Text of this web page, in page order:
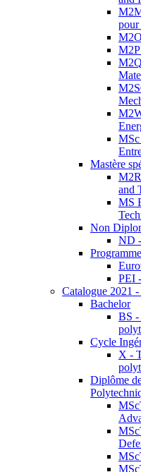
pour
Mastère
and
MS
Non
ND
PEI
Catalogue 2021 -
Bachelor
BS -
Cycle
X -
Diplôme